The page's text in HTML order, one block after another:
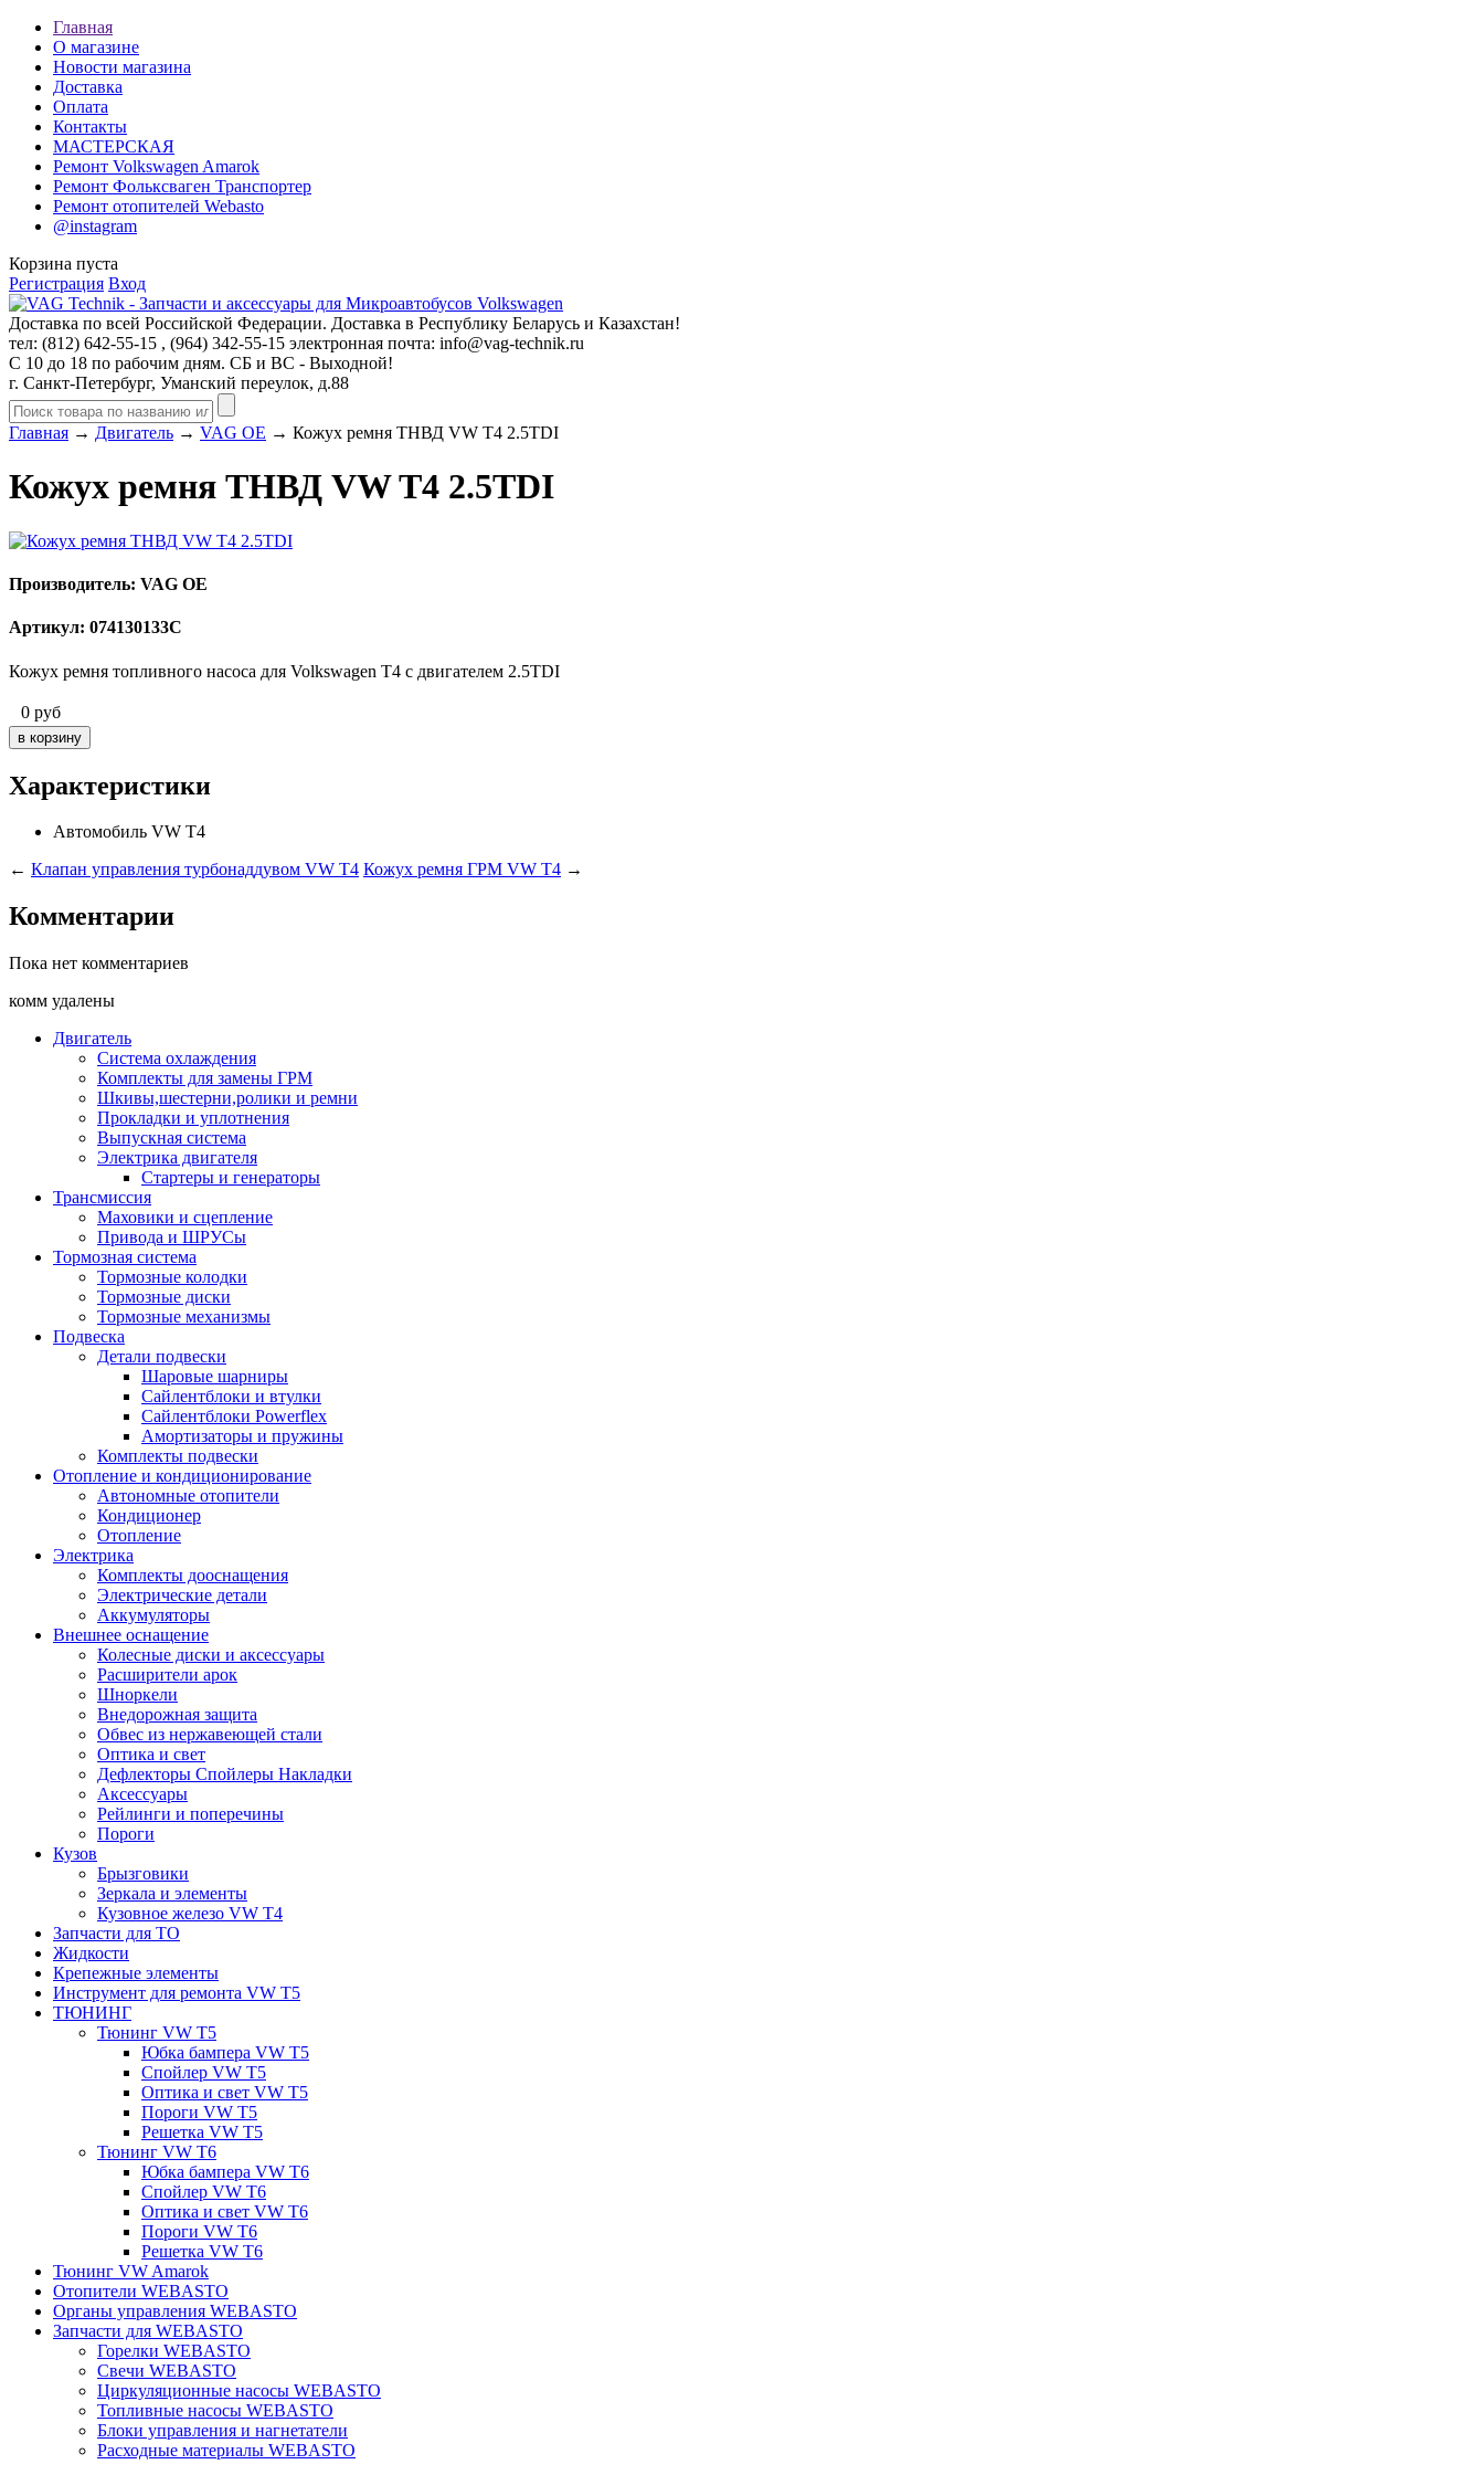
Главная
О магазине
Новости магазина
Доставка
Оплата
Контакты
МАСТЕРСКАЯ
Ремонт Volkswagen Amarok
Ремонт Фольксваген Транспортер
Ремонт отопителей Webasto
@instagram
Корзина пуста
Регистрация Вход
Доставка по всей Российской Федерации. Доставка в Республику Беларусь и Казахстан!
тел: (812) 642-55-15 , (964) 342-55-15 электронная почта: info@vag-technik.ru
С 10 до 18 по рабочим дням. СБ и ВС - Выходной!
г. Санкт-Петербург, Уманский переулок, д.88
Главная → Двигатель → VAG OE → Кожух ремня ТНВД VW T4 2.5TDI
Кожух ремня ТНВД VW T4 2.5TDI
Производитель: VAG OE
Артикул: 074130133C
Кожух ремня топливного насоса для Volkswagen T4 с двигателем 2.5TDI
0 руб
Характеристики
Автомобиль VW T4
← Клапан управления турбонаддувом VW T4 Кожух ремня ГРМ VW T4 →
Комментарии
Пока нет комментариев
комм удалены
Двигатель
Система охлаждения
Комплекты для замены ГРМ
Шкивы,шестерни,ролики и ремни
Прокладки и уплотнения
Выпускная система
Электрика двигателя
Стартеры и генераторы
Трансмиссия
Маховики и сцепление
Привода и ШРУСы
Тормозная система
Тормозные колодки
Тормозные диски
Тормозные механизмы
Подвеска
Детали подвески
Шаровые шарниры
Сайлентблоки и втулки
Сайлентблоки Powerflex
Амортизаторы и пружины
Комплекты подвески
Отопление и кондиционирование
Автономные отопители
Кондиционер
Отопление
Электрика
Комплекты дооснащения
Электрические детали
Аккумуляторы
Внешнее оснащение
Колесные диски и аксессуары
Расширители арок
Шноркели
Внедорожная защита
Обвес из нержавеющей стали
Оптика и свет
Дефлекторы Спойлеры Накладки
Аксессуары
Рейлинги и поперечины
Пороги
Кузов
Брызговики
Зеркала и элементы
Кузовное железо VW T4
Запчасти для ТО
Жидкости
Крепежные элементы
Инструмент для ремонта VW T5
ТЮНИНГ
Тюнинг VW T5
Юбка бампера VW T5
Спойлер VW T5
Оптика и свет VW T5
Пороги VW T5
Решетка VW T5
Тюнинг VW T6
Юбка бампера VW T6
Спойлер VW T6
Оптика и свет VW T6
Пороги VW T6
Решетка VW T6
Тюнинг VW Amarok
Отопители WEBASTO
Органы управления WEBASTO
Запчасти для WEBASTO
Горелки WEBASTO
Свечи WEBASTO
Циркуляционные насосы WEBASTO
Топливные насосы WEBASTO
Блоки управления и нагнетатели
Расходные материалы WEBASTO